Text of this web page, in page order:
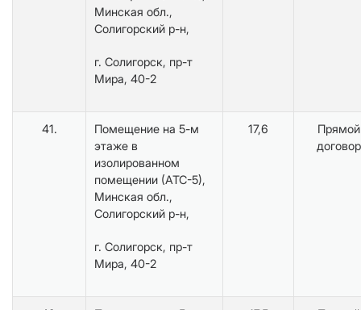
Минская обл.,
Солигорский р-н,
г. Солигорск, пр-т
Мира, 40-2
41.
Помещение на 5-м
этаже в
изолированном
помещении (АТС-5),
Минская обл.,
Солигорский р-н,
г. Солигорск, пр-т
Мира, 40-2
17,6
Прямой
договор